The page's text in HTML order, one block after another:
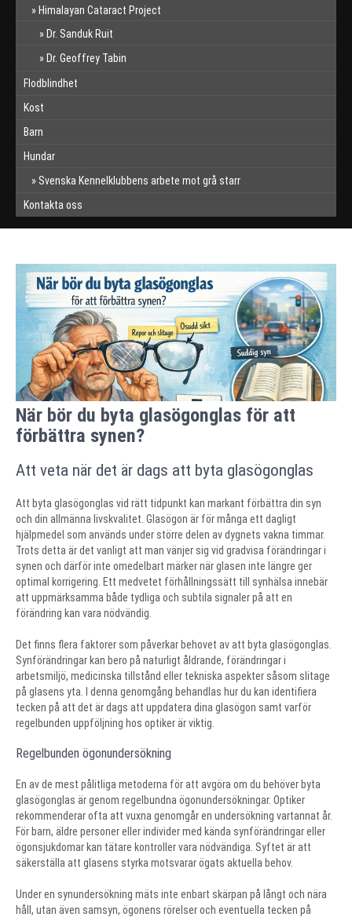
Himalayan Cataract Project
Dr. Sanduk Ruit
Dr. Geoffrey Tabin
Flodblindhet
Kost
Barn
Hundar
Svenska Kennelklubbens arbete mot grå starr
Kontakta oss
När bör du byta glasögonglas för att
förbättra synen?
Att veta när det är dags att byta glasögonglas
Att byta glasögonglas vid rätt tidpunkt kan markant förbättra din syn
och din allmänna livskvalitet. Glasögon är för många ett dagligt
hjälpmedel som används under större delen av dygnets vakna timmar.
Trots detta är det vanligt att man vänjer sig vid gradvisa förändringar i
synen och därför inte omedelbart märker när glasen inte längre ger
optimal korrigering. Ett medvetet förhållningssätt till synhälsa innebär
att uppmärksamma både tydliga och subtila signaler på att en
förändring kan vara nödvändig.
Det finns flera faktorer som påverkar behovet av att byta glasögonglas.
Synförändringar kan bero på naturligt åldrande, förändringar i
arbetsmiljö, medicinska tillstånd eller tekniska aspekter såsom slitage
på glasens yta. I denna genomgång behandlas hur du kan identifiera
tecken på att det är dags att uppdatera dina glasögon samt varför
regelbunden uppföljning hos optiker är viktig.
Regelbunden ögonundersökning
En av de mest pålitliga metoderna för att avgöra om du behöver byta
glasögonglas är genom regelbundna ögonundersökningar. Optiker
rekommenderar ofta att vuxna genomgår en undersökning vartannat år.
För barn, äldre personer eller individer med kända synförändringar eller
ögonsjukdomar kan tätare kontroller vara nödvändiga. Syftet är att
säkerställa att glasens styrka motsvarar ögats aktuella behov.
Under en synundersökning mäts inte enbart skärpan på långt och nära
håll, utan även samsyn, ögonens rörelser och eventuella tecken på